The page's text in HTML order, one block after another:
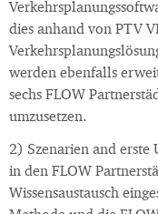
dies anhand von PTV
werden ebenfalls
sechs FLOW
umzusetzen.
2) Szenarien and erste
in den FLOW
Wissensaustausch